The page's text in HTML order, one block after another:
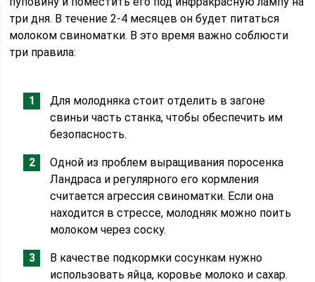
три дня. В течение 2-4 месяцев он будет питаться
молоком свиноматки. В это время важно соблюсти
три правила:
Для молодняка стоит отделить в загоне
свиньи часть станка, чтобы обеспечить им
безопасность.
Одной из проблем выращивания поросенка
Ландраса и регулярного его кормления
считается агрессия свиноматки. Если она
находится в стрессе, молодняк можно поить
молоком через соску.
В качестве подкормки сосункам нужно
использовать яйца, коровье молоко и сахар.